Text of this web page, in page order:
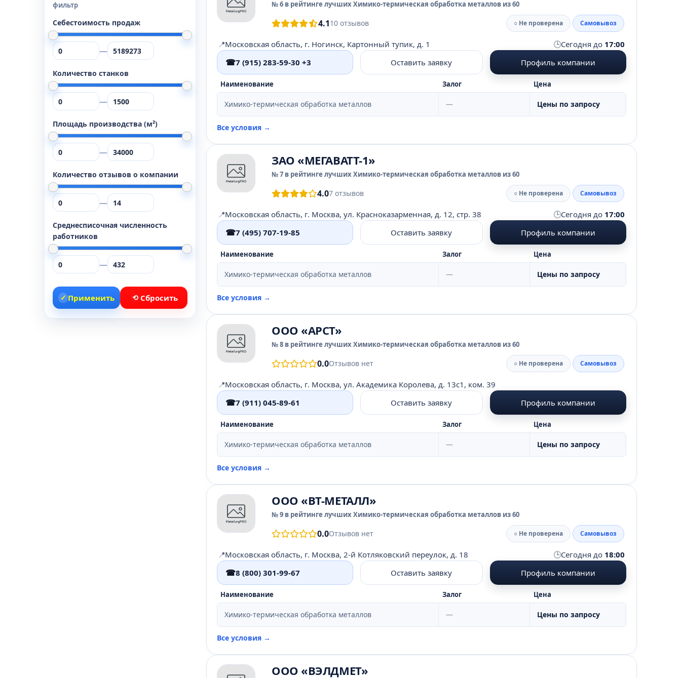
фильтр
Себестоимость продаж
—
Количество станков
—
Площадь производства (м²)
—
Количество отзывов о компании
—
Среднесписочная численность
работников
—
✓ Применить ⟲ Сбросить
№ 6 в рейтинге лучших Химико-термическая обработка металлов из 60
4.110 отзывов ○ Не проверена Самовывоз
📍Московская область, г. Ногинск, Картонный тупик, д. 1 🕒Сегодня до 17:00
☎7 (915) 283-59-30 +3 Оставить заявку Профиль компании
Наименование Залог Цена
Химико-термическая обработка металлов — Цены по запросу
Все условия →
ЗАО «МЕГАВАТТ-1»
№ 7 в рейтинге лучших Химико-термическая обработка металлов из 60
4.07 отзывов ○ Не проверена Самовывоз
📍Московская область, г. Москва, ул. Красноказарменная, д. 12, стр. 38 🕒Сегодня до 17:00
☎7 (495) 707-19-85 Оставить заявку Профиль компании
Наименование Залог Цена
Химико-термическая обработка металлов — Цены по запросу
Все условия →
ООО «АРСТ»
№ 8 в рейтинге лучших Химико-термическая обработка металлов из 60
0.0Отзывов нет ○ Не проверена Самовывоз
📍Московская область, г. Москва, ул. Академика Королева, д. 13с1, ком. 39
☎7 (911) 045-89-61 Оставить заявку Профиль компании
Наименование Залог Цена
Химико-термическая обработка металлов — Цены по запросу
Все условия →
ООО «ВТ-МЕТАЛЛ»
№ 9 в рейтинге лучших Химико-термическая обработка металлов из 60
0.0Отзывов нет ○ Не проверена Самовывоз
📍Московская область, г. Москва, 2-й Котляковский переулок, д. 18 🕒Сегодня до 18:00
☎8 (800) 301-99-67 Оставить заявку Профиль компании
Наименование Залог Цена
Химико-термическая обработка металлов — Цены по запросу
Все условия →
ООО «ВЭЛДМЕТ»